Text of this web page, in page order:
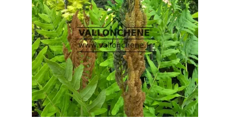
choisies
sur
la
page
du
produit